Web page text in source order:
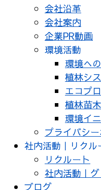
会社沿革
会社案内
企業PR動画
環境活動
環境へ
植林シ
エコプ
植林苗
環境イ
プライバシ
社内活動｜リクル
リクルート
社内活動｜
ブログ